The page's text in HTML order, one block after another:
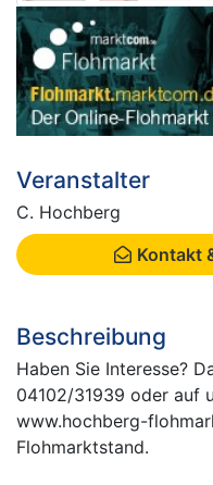
Veranstalter
C. Hochberg
Kontakt
Beschreibung
Haben Sie Interesse?
04102/31939 oder auf
www.hochberg-
Flohmarktstand.